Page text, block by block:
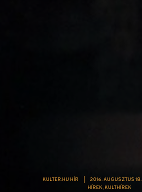
KULTER.HU HÍR 2016. AUGUSZTUS 18.
HÍREK KULTHÍREK